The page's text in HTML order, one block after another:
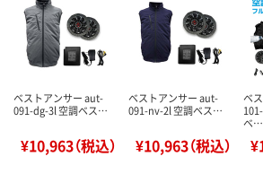
ベストアンサー aut-
091-dg-3l 空調ベス…
¥10,963（税込）
ベストアンサー aut-
091-nv-2l 空調ベス…
¥10,963（税込）
ベ
ベ…